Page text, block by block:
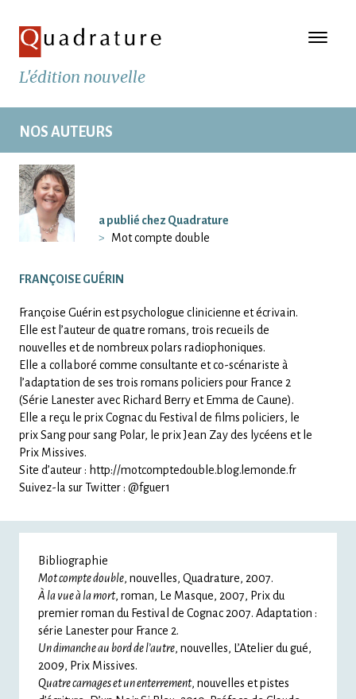
L'édition nouvelle
NOS AUTEURS
FRANÇOISE GUÉRIN
Françoise Guérin est psychologue clinicienne et écrivain.
Elle est l’auteur de quatre romans, trois recueils de
nouvelles et de nombreux polars radiophoniques.
Elle a collaboré comme consultante et co-scénariste à
l’adaptation de ses trois romans policiers pour France 2
(Série Lanester avec Richard Berry et Emma de Caune).
Elle a reçu le prix Cognac du Festival de films policiers, le
prix Sang pour sang Polar, le prix Jean Zay des lycéens et le
Prix Missives.
Site d’auteur : http://motcomptedouble.blog.lemonde.fr
Suivez-la sur Twitter : @fguer1
a publié chez Quadrature
Mot compte double
Bibliographie
Mot compte double, nouvelles, Quadrature, 2007.
À la vue à la mort, roman, Le Masque, 2007, Prix du
premier roman du Festival de Cognac 2007. Adaptation :
série Lanester pour France 2.
Un dimanche au bord de l’autre, nouvelles, L’Atelier du gué,
2009, Prix Missives.
Quatre carnages et un enterrement, nouvelles et pistes